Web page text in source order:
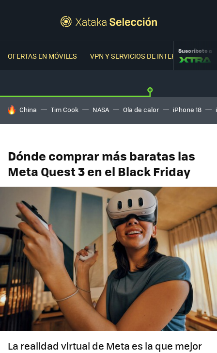
OFERTAS EN MÓVILES VPN Y SERVICIOS DE INTERNETSuscríbete a
HOY SE HABLA DE
China Tim Cook NASA Ola de calor iPhone 18
Dónde comprar más baratas las
Meta Quest 3 en el Black Friday
La realidad virtual de Meta es la que mejor